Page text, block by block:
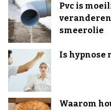
Pvc is
smeerolie
Is hypnose
Waarom